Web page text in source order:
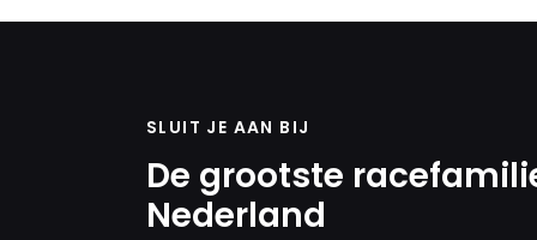
SLUIT JE AAN BIJ
De grootste
Nederland